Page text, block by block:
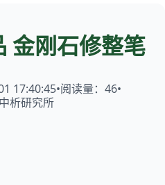
金刚石修整笔
17:40:45•阅读量： 46•
析研究所